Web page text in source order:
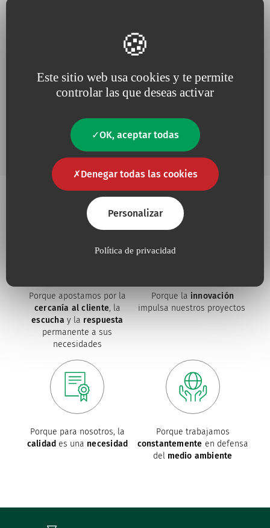
Este sitio web usa cookies y te permite
controlar las que deseas activar
OK, aceptar todas
Denegar todas las cookies
Personalizar
Política de privacidad
Al crear tu cuenta, aceptas nuestrapolítica de privacidad
Porque apostamos por la
cercanía al cliente, la
escucha y la respuesta
permanente a sus
necesidades
Porque la innovación
impulsa nuestros proyectos
Porque para nosotros, la
calidad es una necesidad
Porque trabajamos
constantemente en defensa
del medio ambiente